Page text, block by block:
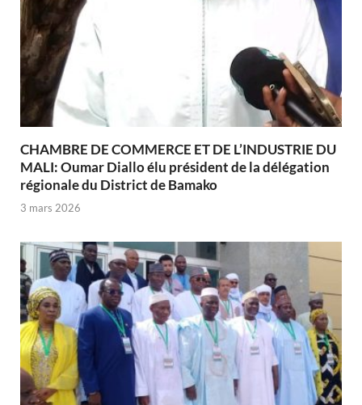
CHAMBRE DE COMMERCE ET DE L’INDUSTRIE DU
MALI: Oumar Diallo élu président de la délégation
régionale du District de Bamako
3 mars 2026